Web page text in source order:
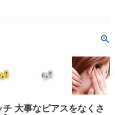
大事なピアスをなくさ